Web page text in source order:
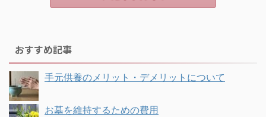
おすすめ記事
手元供養のメリット・デメリットについて
お墓を維持するための費用